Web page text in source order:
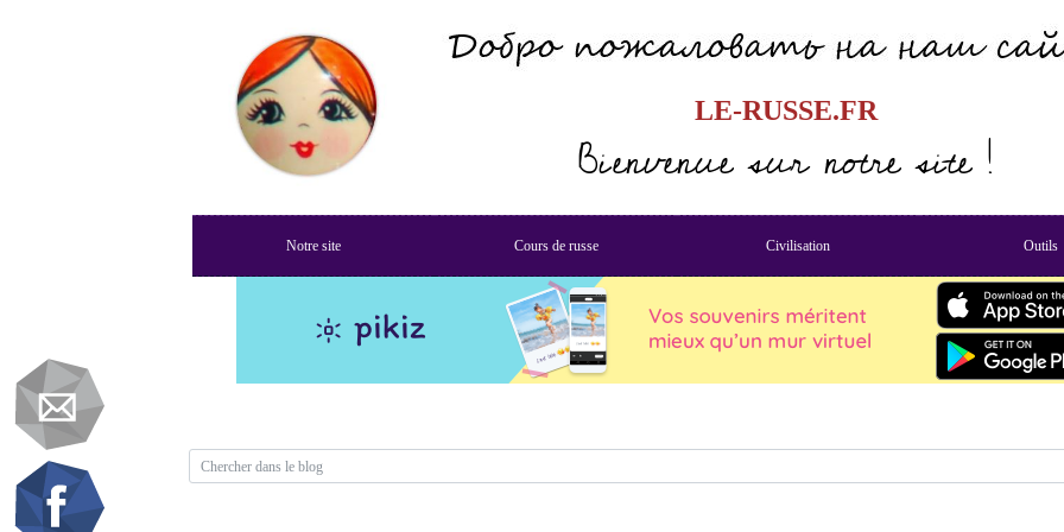
LE-RUSSE.FR
Bienvenue sur notre site !
Notre site Cours de russe Civilisation Outils